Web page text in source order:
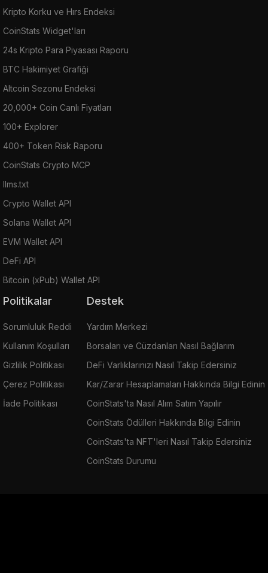
Kripto Korku ve Hırs Endeksi
CoinStats Widget'ları
24s Kripto Para Piyasası Raporu
BTC Hakimiyet Grafiği
Altcoin Sezonu Endeksi
20,000+ Coin Canlı Fiyatları
100+ Explorer
400+ Token Risk Raporu
CoinStats Crypto MCP
llms.txt
Crypto Wallet API
Solana Wallet API
EVM Wallet API
DeFi API
Bitcoin (xPub) Wallet API
Politikalar
Sorumluluk Reddi
Kullanım Koşulları
Gizlilik Politikası
Çerez Politikası
İade Politikası
Destek
Yardım Merkezi
Borsaları ve Cüzdanları Nasıl Bağlarım
DeFi Varlıklarınızı Nasıl Takip Edersiniz
Kar/Zarar Hesaplamaları Hakkında Bilgi Edinin
CoinStats'ta Nasıl Alım Satım Yapılır
CoinStats Ödülleri Hakkında Bilgi Edinin
CoinStats'ta NFT'leri Nasıl Takip Edersiniz
CoinStats Durumu